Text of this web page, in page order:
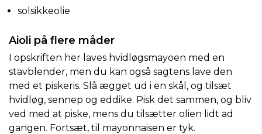
solsikkeolie
Aioli på flere måder
I opskriften her laves hvidløgsmayoen med en
stavblender, men du kan også sagtens lave den
med et piskeris. Slå ægget ud i en skål, og tilsæt
hvidløg, sennep og eddike. Pisk det sammen, og bliv
ved med at piske, mens du tilsætter olien lidt ad
gangen. Fortsæt, til mayonnaisen er tyk.